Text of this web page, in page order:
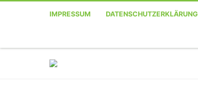
IMPRESSUM DATENSCHUTZERKLÄRUNG